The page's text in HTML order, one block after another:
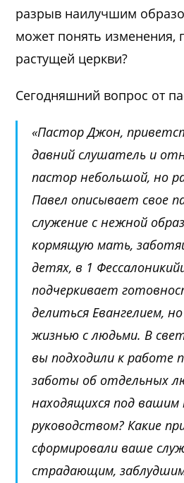
разрыв наилучшим
может понять изменения,
растущей церкви?
Сегодняшний вопрос от
«Пастор Джон,
давний слушатель и
пастор небольшой, но
Павел описывает свое
служение с нежной
кормящую мать,
детях, в 1
подчеркивает
делиться Евангелием,
жизнью с людьми. В
вы подходили к работе
заботы об отдельных
находящихся под
руководством? Какие
сформировали ваше
страдающим,